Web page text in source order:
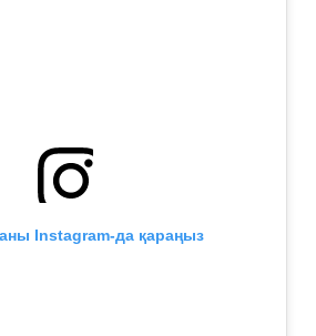
Instagram-да қараңыз